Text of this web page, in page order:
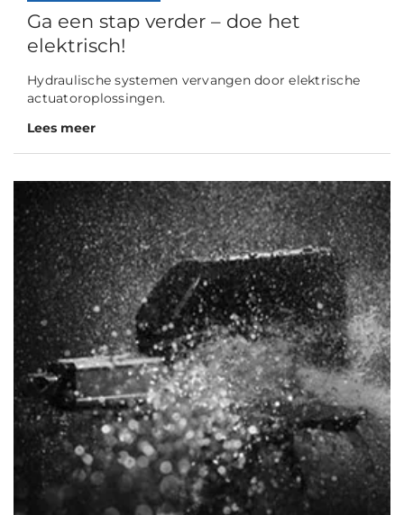
Ga een stap verder – doe het
elektrisch!
Hydraulische systemen vervangen door elektrische
actuatoroplossingen.
Lees meer